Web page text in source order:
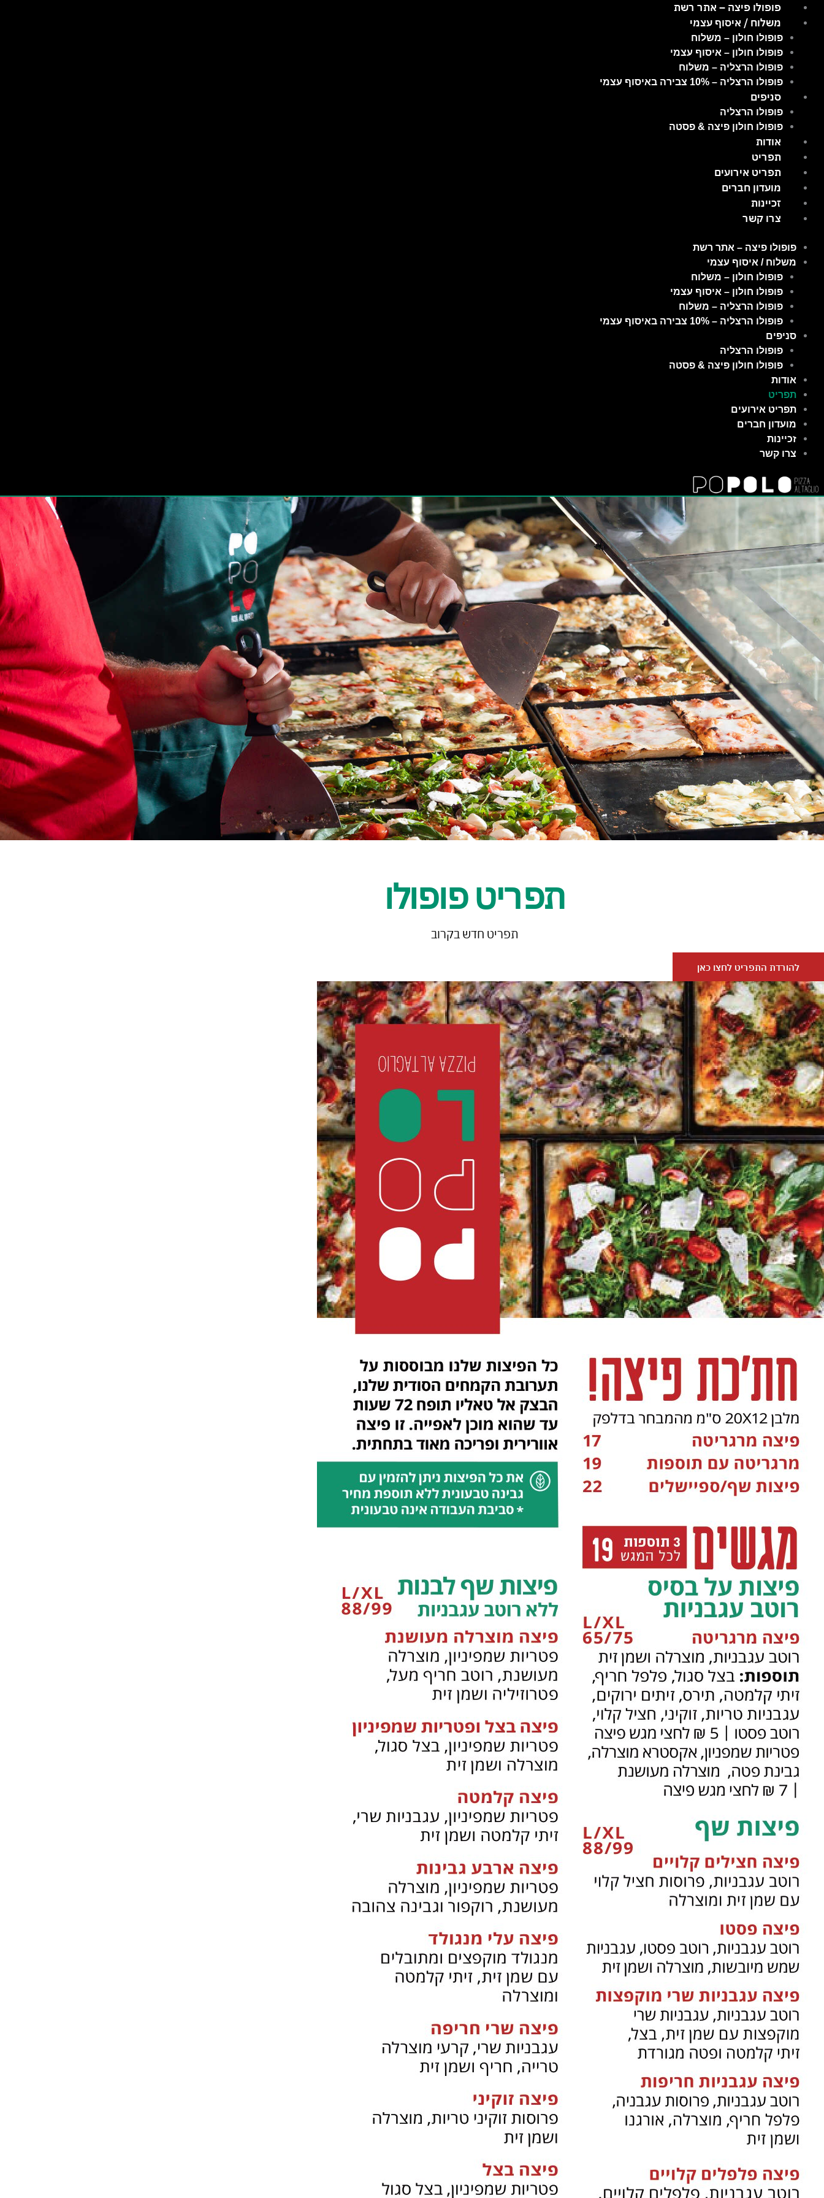
דילוג
לתוכן
פופולו פיצה – אתר רשת
משלוח / איסוף עצמי
פופולו חולון – משלוח
פופולו חולון – איסוף עצמי
פופולו הרצליה – משלוח
פופולו הרצליה – 10% צבירה באיסוף עצמי
סניפים
פופולו הרצליה
פופולו חולון פיצה & פסטה
אודות
תפריט
תפריט אירועים
מועדון חברים
זכיינות
צרו קשר
פופולו פיצה – אתר רשת
משלוח / איסוף עצמי
פופולו חולון – משלוח
פופולו חולון – איסוף עצמי
פופולו הרצליה – משלוח
פופולו הרצליה – 10% צבירה באיסוף עצמי
סניפים
פופולו הרצליה
פופולו חולון פיצה & פסטה
אודות
תפריט
תפריט אירועים
מועדון חברים
זכיינות
צרו קשר
תפריט פופולו
תפריט חדש בקרוב
להורדת התפריט לחצו כאן